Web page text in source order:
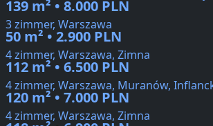
139 m² • 8.000 PLN
3 zimmer, Warszawa
50 m² • 2.900 PLN
4 zimmer, Warszawa, Zimna
112 m² • 6.500 PLN
4 zimmer, Warszawa, Muranów,
120 m² • 7.000 PLN
4 zimmer, Warszawa, Zimna